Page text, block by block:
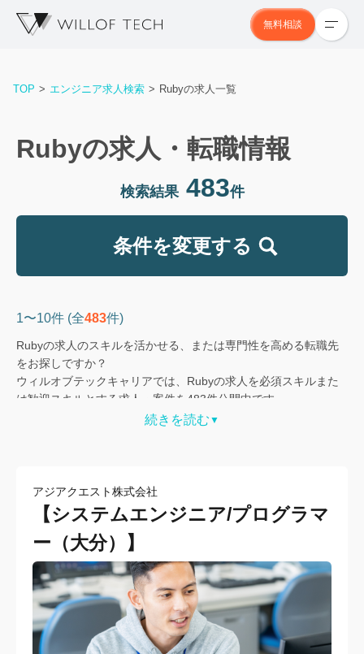
無料相談
TOP エンジニア求人検索 Rubyの求人一覧
Rubyの求人・転職情報
検索結果 483件
条件を変更する
1〜10件 (全483件)
Rubyの求人のスキルを活かせる、または専門性を高める転職先
をお探しですか？
ウィルオブテックキャリアでは、Rubyの求人を必須スキルまた
は歓迎スキルとする求人・案件を483件公開中です。
から、フルリモートOKの求人
ど、あなたのRubyの求人の知見が事業のコアで活きるポジショ
ンが豊富です。 上流工程（要件定義・設計）への挑戦や、高年
収・キャリアアップを目指せる優良企業の募集情報を比較検討
し、最適な一社を選びましょう。
続きを読む ▼
アジアクエスト株式会社
【システムエンジニア/プログラマ
ー（大分）】